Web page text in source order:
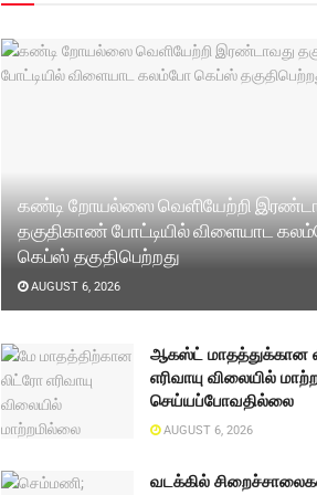
கண்டி றோயல்ஸை வெளியேற்றி
தகுதிகாண் போட்டியில் விளையாட
கெப்ஸ் தகுதிபெற்றது
AUGUST 6, 2026
ஆகஸ்ட் மாதத்துக்கான
எரிவாயு விலையில்
செய்யப்போவதில்லை
AUGUST 6, 2026
வடக்கில்